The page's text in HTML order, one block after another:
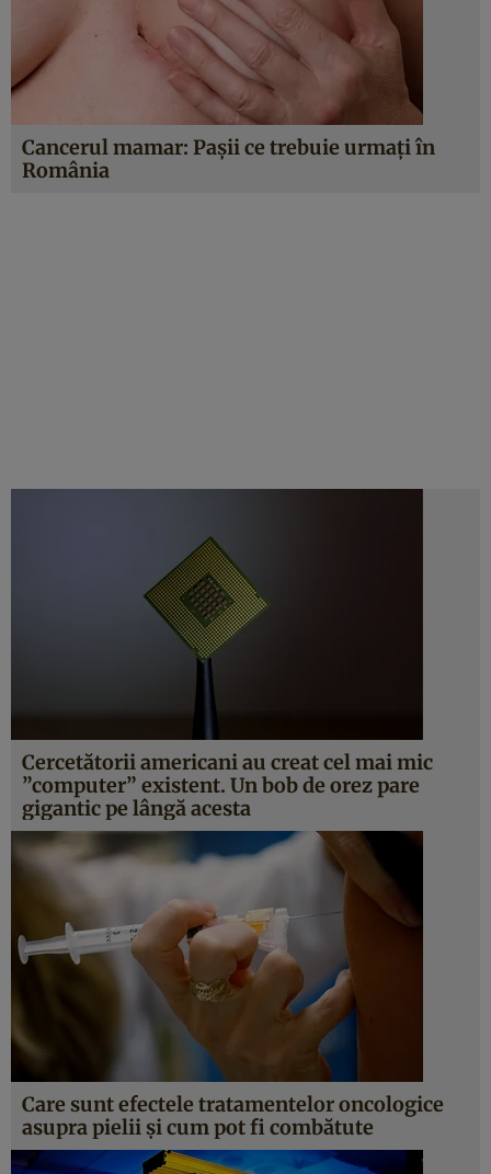
Cancerul mamar: Paşii ce trebuie urmaţi în
România
Cercetătorii americani au creat cel mai mic
”computer” existent. Un bob de orez pare
gigantic pe lângă acesta
Care sunt efectele tratamentelor oncologice
asupra pielii şi cum pot fi combătute